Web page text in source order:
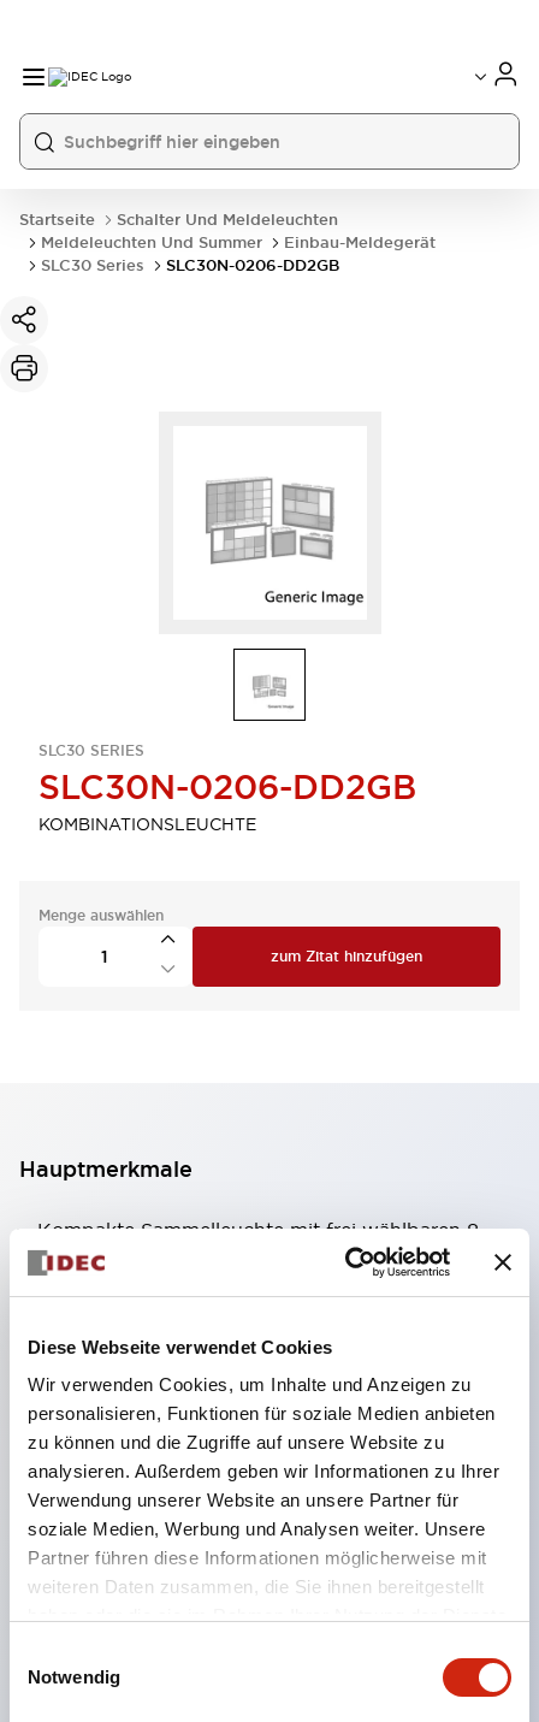
Diese Webseite verwendet Cookies
Wir verwenden Cookies, um Inhalte und Anzeigen zu
personalisieren, Funktionen für soziale Medien anbieten
zu können und die Zugriffe auf unsere Website zu
analysieren. Außerdem geben wir Informationen zu Ihrer
Verwendung unserer Website an unsere Partner für
soziale Medien, Werbung und Analysen weiter. Unsere
Partner führen diese Informationen möglicherweise mit
weiteren Daten zusammen, die Sie ihnen bereitgestellt
Notwendig
Startseite
Schalter Und Meldeleuchten
Meldeleuchten Und Summer
Einbau-Meldegerät
SLC30 Series
SLC30N-0206-DD2GB
SLC30 SERIES
SLC30N-0206-DD2GB
KOMBINATIONSLEUCHTE
Menge auswählen
zum Zitat hinzufügen
Hauptmerkmale
Kompakte Sammelleuchte mit frei wählbaren 8
Arten von beleuchteten Flächen.
Verwendung von superhellen Flächenleucht-
Super-LEDs.
Durch die Verwendung der SS-Klemmstruktur
wird der Verkabelungsaufwand reduziert, zudem
wird eine integrierte Struktur von
Klemmabdeckung und Gehäuse sowie eine
Schraubenverlustsicherung realisiert.
Durch die Verwendung von Abdeckungen mit
Überbrückungshalter entfällt die Notwendigkeit
einer berührungsschutzabdeckung. (Bei
Verwendung in Kombination mit SS-Klemmen)
Einfache Beschriftungsarbeiten und sofortige